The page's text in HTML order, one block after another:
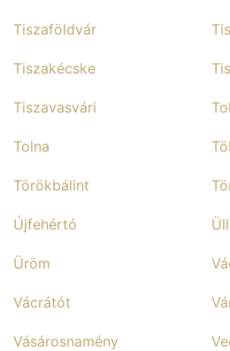
Tiszaföldvár
Tiszakécske
Tiszavasvári
Tolna
Törökbálint
Újfehértó
Üröm
Vácrátót
Vásárosnamény